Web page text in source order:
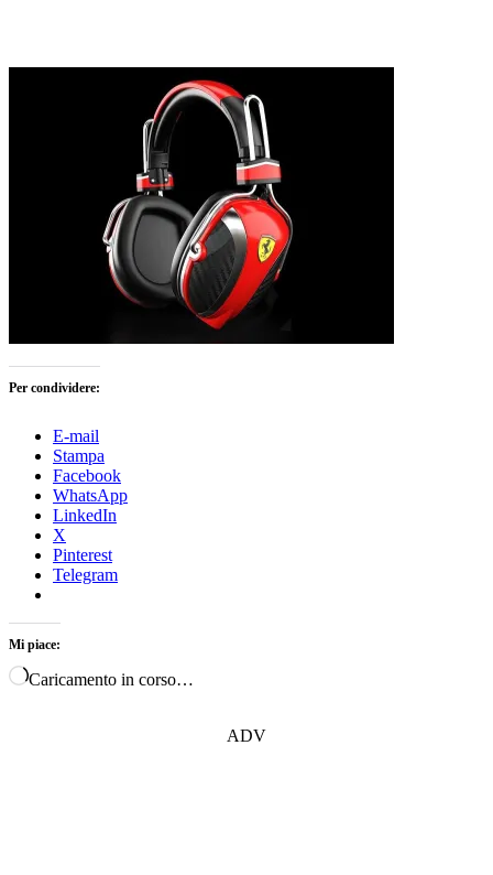
Per condividere:
E-mail
Stampa
Facebook
WhatsApp
LinkedIn
X
Pinterest
Telegram
Mi piace:
Caricamento in corso…
ADV